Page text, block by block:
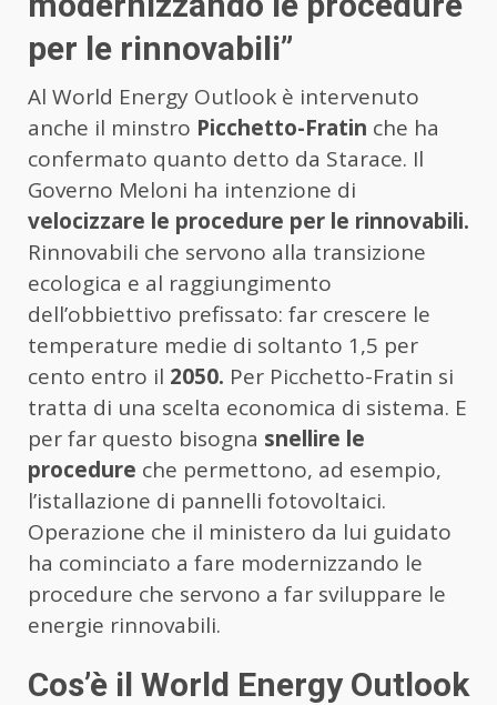
per le rinnovabili”
Al World Energy Outlook è intervenuto
anche il minstro Picchetto-Fratin che ha
confermato quanto detto da Starace. Il
Governo Meloni ha intenzione di
velocizzare le procedure per le rinnovabili.
Rinnovabili che servono alla transizione
ecologica e al raggiungimento
dell’obbiettivo prefissato: far crescere le
temperature medie di soltanto 1,5 per
cento entro il 2050. Per Picchetto-Fratin si
tratta di una scelta economica di sistema. E
per far questo bisogna snellire le
procedure che permettono, ad esempio,
l’istallazione di pannelli fotovoltaici.
Operazione che il ministero da lui guidato
ha cominciato a fare modernizzando le
procedure che servono a far sviluppare le
energie rinnovabili.
Cos’è il World Energy Outlook